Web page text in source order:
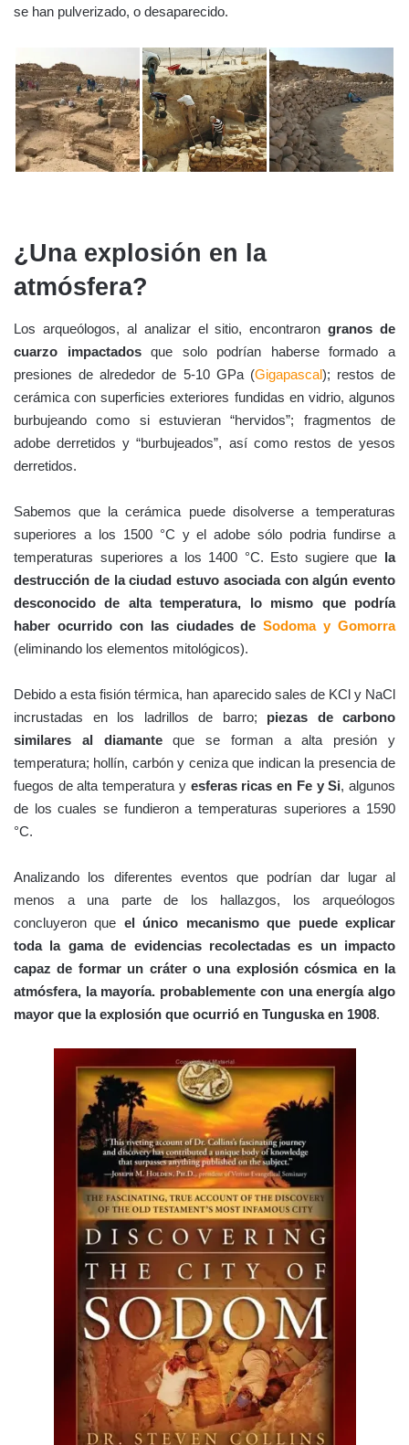
se han pulverizado, o desaparecido.
¿Una explosión en la
atmósfera?
Los arqueólogos, al analizar el sitio, encontrarongranos de
cuarzo impactadosque solo podrían haberse formado a
presiones de alrededor de 5-10 GPa (Gigapascal); restos de
cerámica con superficies exteriores fundidas en vidrio, algunos
burbujeando como si estuvieran “hervidos”; fragmentos de
adobe derretidos y “burbujeados”, así como restos de yesos
derretidos.
Sabemos que la cerámica puede disolverse a temperaturas
superiores a los 1500 °C y el adobe sólo podria fundirse a
temperaturas superiores a los 1400 °C. Esto sugiere que la
destrucción de la ciudad estuvo asociada con algún evento
desconocido de alta temperatura, lo mismo que podría
haber ocurrido con las ciudades deSodoma y Gomorra
(eliminando los elementos mitológicos).
Debido a esta fisión térmica, han aparecido sales de KCl y NaCl
incrustadas en los ladrillos de barro; piezas de carbono
similares al diamanteque se forman a alta presión y
temperatura; hollín, carbón y ceniza que indican la presencia de
fuegos de alta temperatura y esferas ricas en Fe y Si, algunos
de los cuales se fundieron a temperaturas superiores a 1590
°C.
Analizando los diferentes eventos que podrían dar lugar al
menos a una parte de los hallazgos, los arqueólogos
concluyeron que el único mecanismo que puede explicar
toda la gama de evidencias recolectadas es un impacto
capaz de formar un cráter o una explosión cósmica en la
atmósfera, la mayoría. probablemente con una energía algo
mayor que la explosión que ocurrió en Tunguska en 1908.